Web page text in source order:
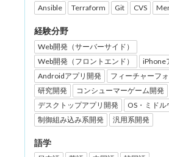
Ansible
Terraform Git CVS
経験分野
Web開発（サーバーサイド）
Web開発（フロントエンド）
iPhone
Androidアプリ開発
フィーチャーフ
研究開発
コンシューマーゲーム開発
デスクトップアプリ開発
OS・ミド
制御組み込み系開発
汎用系開発
語学